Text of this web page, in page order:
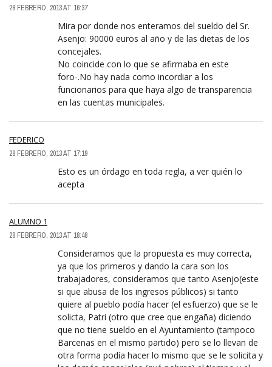
28 FEBRERO, 2013 AT 16:37
Mira por donde nos enteramos del sueldo del Sr.
Asenjo: 90000 euros al año y de las dietas de los
concejales.
No coincide con lo que se afirmaba en este
foro-.No hay nada como incordiar a los
funcionarios para que haya algo de transparencia
en las cuentas municipales.
FEDERICO
28 FEBRERO, 2013 AT 17:19
Esto es un órdago en toda regla, a ver quién lo
acepta
ALUMNO 1
28 FEBRERO, 2013 AT 18:48
Consideramos que la propuesta es muy correcta,
ya que los primeros y dando la cara son los
trabajadores, consideramos que tanto Asenjo(este
si que abusa de los ingresos públicos) si tanto
quiere al pueblo podía hacer (el esfuerzo) que se le
solicta, Patri (otro que cree que engaña) diciendo
que no tiene sueldo en el Ayuntamiento (tampoco
Barcenas en el mismo partido) pero se lo llevan de
otra forma podía hacer lo mismo que se le solicita y